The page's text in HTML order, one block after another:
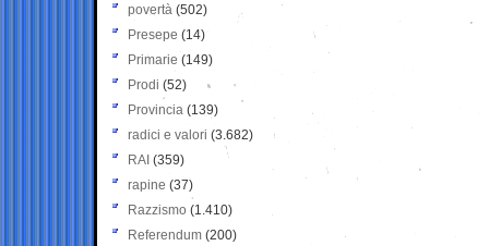
povertà (502)
Presepe (14)
Primarie (149)
Prodi (52)
Provincia (139)
radici e valori (3.682)
RAI (359)
rapine (37)
Razzismo (1.410)
Referendum (200)